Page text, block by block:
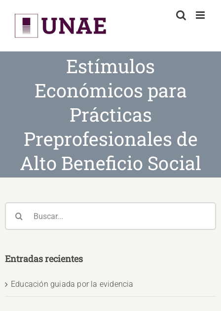
content
Estímulos
Económicos para
Prácticas
Preprofesionales de
Alto Beneficio Social
Entradas recientes
Educación guiada por la evidencia